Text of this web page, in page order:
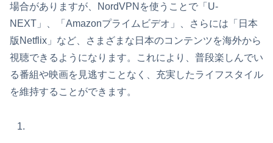
場合がありますが、NordVPNを使うことで「U-
NEXT」、「Amazonプライムビデオ」、さらには「日本
版Netflix」など、さまざまな日本のコンテンツを海外から
視聴できるようになります。これにより、普段楽しんでい
る番組や映画を見逃すことなく、充実したライフスタイル
を維持することができます。